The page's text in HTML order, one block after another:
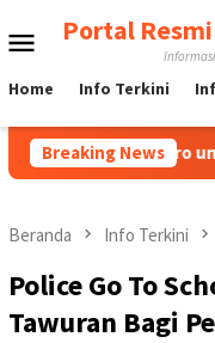
ke
Menu
Mobile
Portal
Home Info Terkini
Breaking News
IndoFerro untuk Tujuan
Beranda Info Terkini
Police Go To
Tawuran Bagi